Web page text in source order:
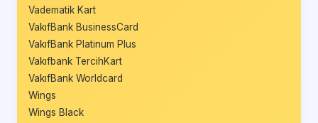
Vadematik Kart
VakıfBank BusinessCard
VakıfBank Platinum Plus
Vakıfbank TercihKart
VakıfBank Worldcard
Wings
Wings Black